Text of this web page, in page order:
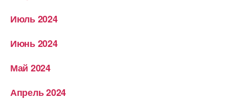
Июль 2024
Июнь 2024
Май 2024
Апрель 2024